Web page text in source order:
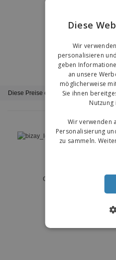
Diese Preise enthalten keine
Copyright © 2026 - BIZAY.
Diese
Wir
personalisieren
geben
an unsere
möglicherweise
Sie ihnen
Nutzung
Wir verwenden
Personalisierung
zu sammeln.